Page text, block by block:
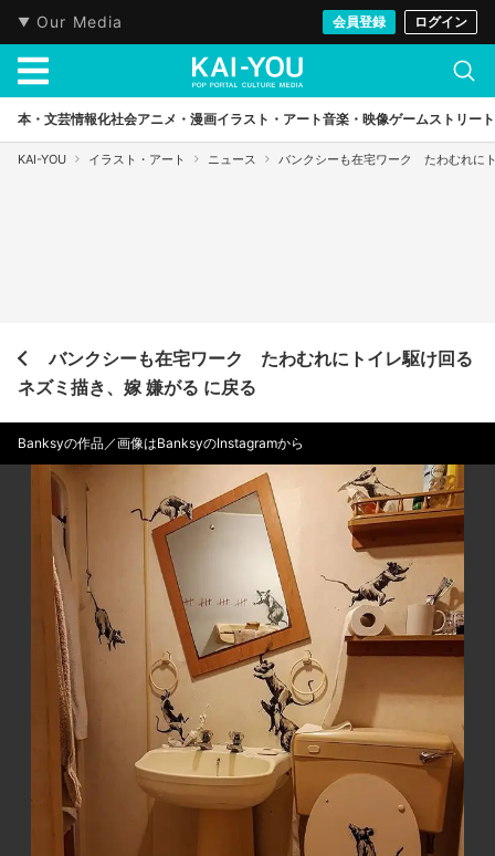
Our Media 会員登録 ログイン
本・文芸情報化社会アニメ・漫画イラスト・アート音楽・映像ゲームストリート
KAI-YOU イラスト・アート ニュース バンクシーも在宅ワーク たわむれに
バンクシーも在宅ワーク たわむれにトイレ駆け回る
ネズミ描き、嫁 嫌がる に戻る
Banksyの作品／画像はBanksyのInstagramから